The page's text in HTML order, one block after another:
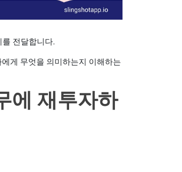
전달합니다.
게 무엇을 의미하는지 이해하는
에 재투자하